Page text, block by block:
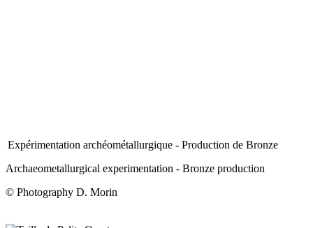
Expérimentation archéométallurgique - Production de Bronze
Archaeometallurgical experimentation - Bronze production
© Photography D. Morin